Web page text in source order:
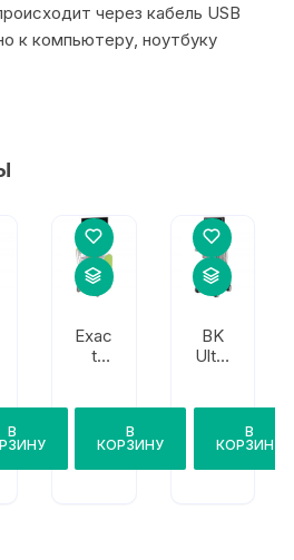
через кабель USB
к компьютеру, ноутбуку
В
Exac
t
Exac
tVu
В
КОРЗИНУ
BK
Ultra
cto
В
КОРЗИНУ